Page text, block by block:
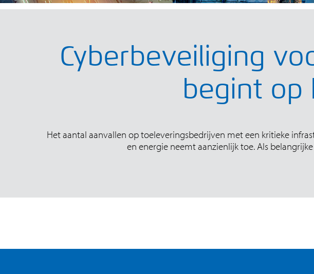
Cyberbeveiliging
begint op
Het aantal aanvallen op toeleveringsbedrijven met een kritieke
en energie neemt aanzienlijk toe. Als